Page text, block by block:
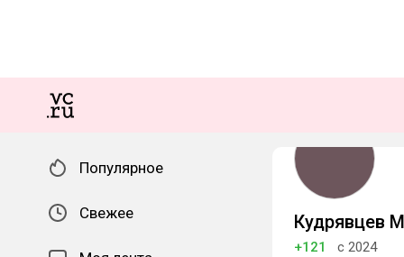
Популярное
Свежее Кудрявцев
+121
с 2024